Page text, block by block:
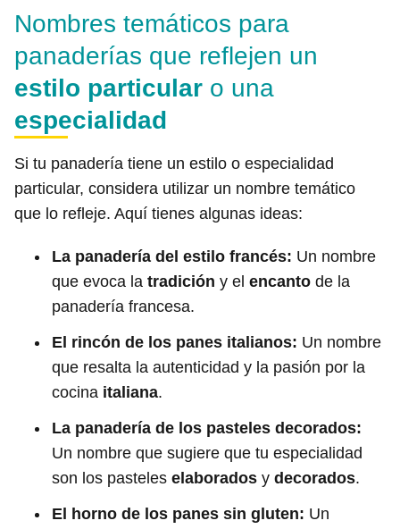
Nombres temáticos para
panaderías que reflejen un
estilo particular o una
especialidad
Si tu panadería tiene un estilo o especialidad
particular, considera utilizar un nombre temático
que lo refleje. Aquí tienes algunas ideas:
La panadería del estilo francés: Un nombre
que evoca la tradición y el encanto de la
panadería francesa.
El rincón de los panes italianos: Un nombre
que resalta la autenticidad y la pasión por la
cocina italiana.
La panadería de los pasteles decorados:
Un nombre que sugiere que tu especialidad
son los pasteles elaborados y decorados.
El horno de los panes sin gluten: Un